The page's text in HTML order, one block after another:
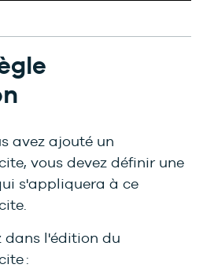
avez ajouté un
vous devez définir une
s'appliquera à ce
dans l'édition du
: